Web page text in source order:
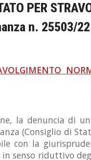
PER
n. 25503/
la denuncia di un
(Consiglio di
con la
senso riduttivo